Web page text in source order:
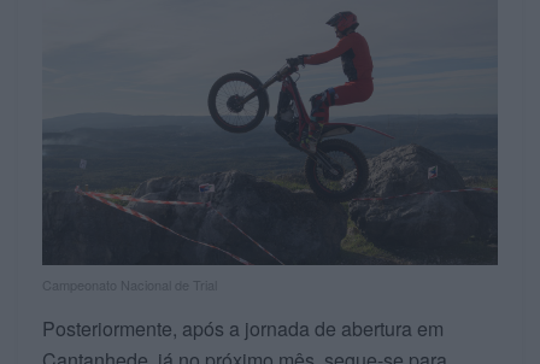
Campeonato Nacional de Trial
Posteriormente, após a jornada de abertura em